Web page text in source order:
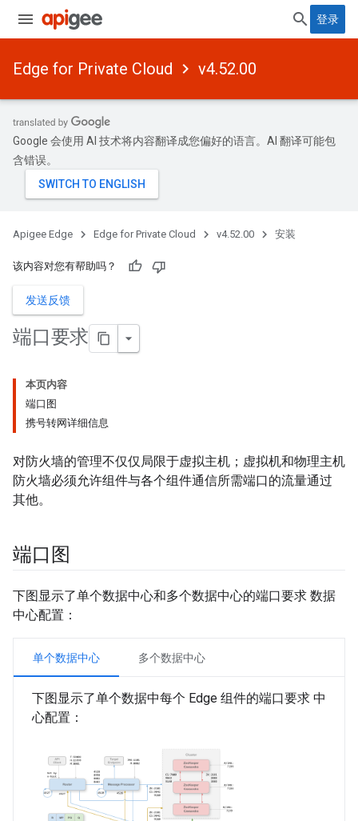
登录
Edge for Private Cloud v4.52.00
Google 会使用 AI 技术将内容翻译成您偏好的语言。AI 翻译可能包
含错误。
Apigee Edge Edge for Private Cloud v4.52.00 安装
该内容对您有帮助吗？
发送反馈
端口要求
本页内容
端口图
携号转网详细信息
对防火墙的管理不仅仅局限于虚拟主机；虚拟机和物理主机
防火墙必须允许组件与各个组件通信所需端口的流量通过
其他。
端口图
下图显示了单个数据中心和多个数据中心的端口要求 数据
中心配置：
单个数据中心 多个数据中心
下图显示了单个数据中每个 Edge 组件的端口要求 中
心配置：